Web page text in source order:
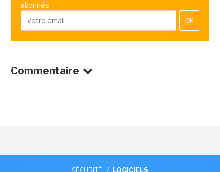
abonnés
OK
Commentaire
SÉCURITÉ / LOGICIELS